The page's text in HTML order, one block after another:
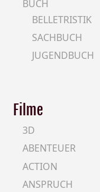
BUCH
BELLETRISTIK
SACHBUCH
JUGENDBUCH
Filme
3D
ABENTEUER
ACTION
ANSPRUCH